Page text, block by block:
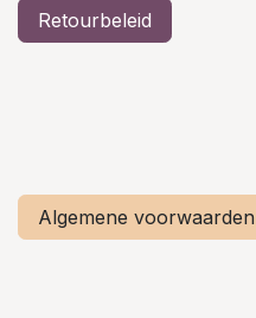
Retourbeleid
Algemene voorwaarden